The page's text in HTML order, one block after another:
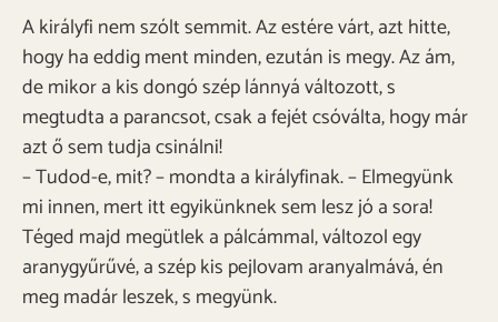
A királyfi nem szólt semmit. Az estére várt, azt hitte,
hogy ha eddig ment minden, ezután is megy. Az ám,
de mikor a kis dongó szép lánnyá változott, s
megtudta a parancsot, csak a fejét csóválta, hogy már
azt ő sem tudja csinálni!
– Tudod-e, mit? – mondta a királyfinak. – Elmegyünk
mi innen, mert itt egyikünknek sem lesz jó a sora!
Téged majd megütlek a pálcámmal, változol egy
aranygyűrűvé, a szép kis pejlovam aranyalmává, én
meg madár leszek, s megyünk.